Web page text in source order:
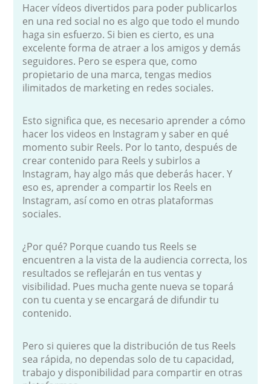
Hacer vídeos divertidos para poder publicarlos
en una red social no es algo que todo el mundo
haga sin esfuerzo. Si bien es cierto, es una
excelente forma de atraer a los amigos y demás
seguidores. Pero se espera que, como
propietario de una marca, tengas medios
ilimitados de marketing en redes sociales.
Esto significa que, es necesario aprender a cómo
hacer los videos en Instagram y saber en qué
momento subir Reels. Por lo tanto, después de
crear contenido para Reels y subirlos a
Instagram, hay algo más que deberás hacer. Y
eso es, aprender a compartir los Reels en
Instagram, así como en otras plataformas
sociales.
¿Por qué? Porque cuando tus Reels se
encuentren a la vista de la audiencia correcta, los
resultados se reflejarán en tus ventas y
visibilidad. Pues mucha gente nueva se topará
con tu cuenta y se encargará de difundir tu
contenido.
Pero si quieres que la distribución de tus Reels
sea rápida, no dependas solo de tu capacidad,
trabajo y disponibilidad para compartir en otras